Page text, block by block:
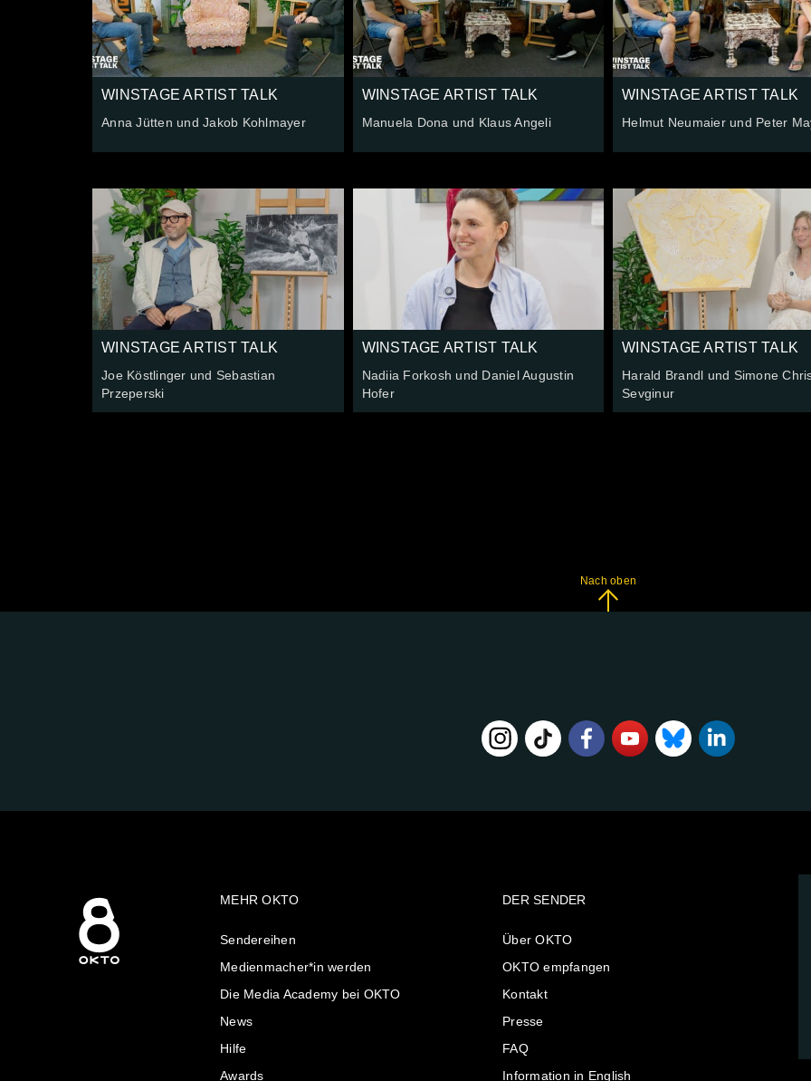
WINSTAGE ARTIST TALK
Anna Jütten und Jakob Kohlmayer
WINSTAGE ARTIST TALK
Manuela Dona und Klaus Angeli
WINSTAGE ARTIST TALK
Helmut Neumaier und Peter
WINSTAGE ARTIST TALK
Joe Köstlinger und Sebastian
Przeperski
WINSTAGE ARTIST TALK
Nadiia Forkosh und Daniel Augustin
Hofer
WINSTAGE ARTIST TALK
Harald Brandl und Simone
Sevginur
Nach oben
MEHR OKTO
Sendereihen
Medienmacher*in werden
Die Media Academy bei OKTO
News
Hilfe
Awards
DER SENDER
Über OKTO
OKTO empfangen
Kontakt
Presse
FAQ
Information in English